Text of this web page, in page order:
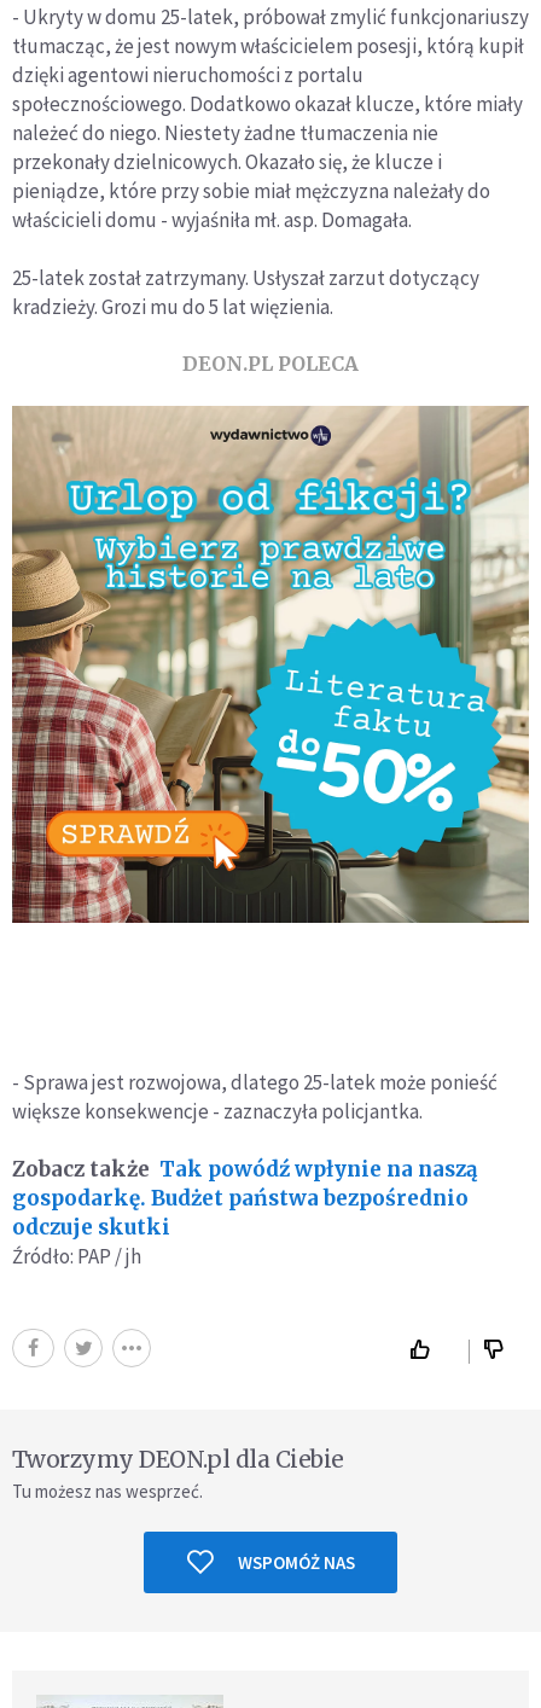
- Ukryty w domu 25-latek, próbował zmylić funkcjonariuszy
tłumacząc, że jest nowym właścicielem posesji, którą kupił
dzięki agentowi nieruchomości z portalu
społecznościowego. Dodatkowo okazał klucze, które miały
należeć do niego. Niestety żadne tłumaczenia nie
przekonały dzielnicowych. Okazało się, że klucze i
pieniądze, które przy sobie miał mężczyzna należały do
właścicieli domu - wyjaśniła mł. asp. Domagała.
25-latek został zatrzymany. Usłyszał zarzut dotyczący
kradzieży. Grozi mu do 5 lat więzienia.
DEON.PL POLECA
- Sprawa jest rozwojowa, dlatego 25-latek może ponieść
większe konsekwencje - zaznaczyła policjantka.
Zobacz także Tak powódź wpłynie na naszą
gospodarkę. Budżet państwa bezpośrednio
odczuje skutki
Źródło: PAP / jh
Tworzymy DEON.pl dla Ciebie
Tu możesz nas wesprzeć.
WSPOMÓŻ NAS